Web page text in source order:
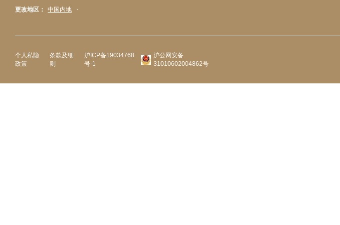
更改地区： 中国内地
个人私隐
政策
条款及细
则
沪ICP备19034768
号-1
沪公网安备
31010602004862号